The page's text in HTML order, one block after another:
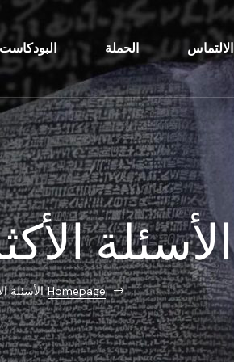
الالتماس الحملة البودكاست
الأسئلة
Homepage الأسئلة